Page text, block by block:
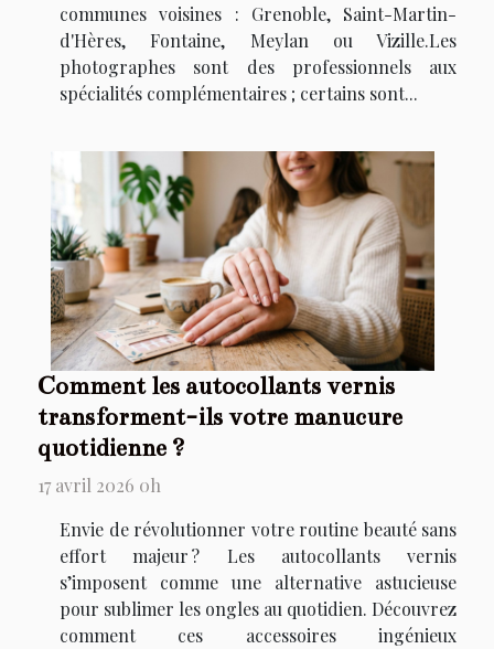
communes voisines : Grenoble, Saint-Martin-
d'Hères, Fontaine, Meylan ou Vizille.Les
photographes sont des professionnels aux
spécialités complémentaires ; certains sont...
Comment les autocollants vernis
transforment-ils votre manucure
quotidienne ?
17 avril 2026 0h
Envie de révolutionner votre routine beauté sans
effort majeur ? Les autocollants vernis
s’imposent comme une alternative astucieuse
pour sublimer les ongles au quotidien. Découvrez
comment ces accessoires ingénieux